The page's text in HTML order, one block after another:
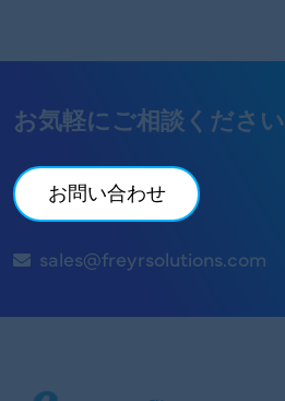
お気軽にご相談ください
お問い合わせ
sales@freyrsolutions.com